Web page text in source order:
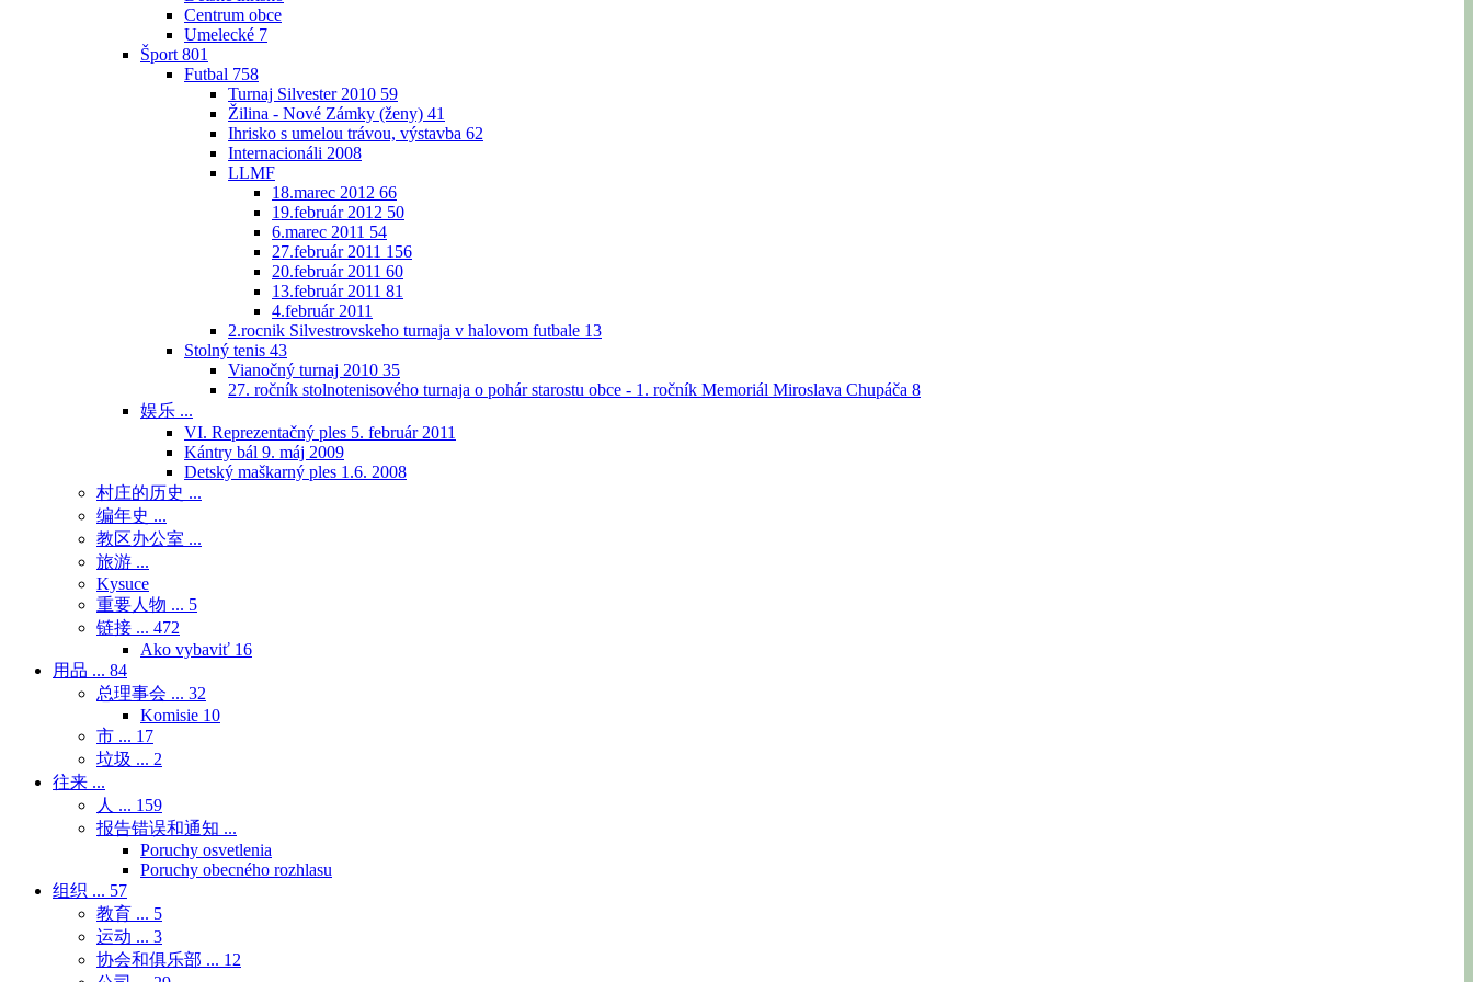
Centrum obce
Umelecké 7
Šport 801
Futbal 758
Turnaj Silvester 2010 59
Žilina - Nové Zámky (ženy) 41
Ihrisko s umelou trávou, výstavba 62
Internacionáli 2008
LLMF
18.marec 2012 66
19.február 2012 50
6.marec 2011 54
27.február 2011 156
20.február 2011 60
13.február 2011 81
4.február 2011
2.rocnik Silvestrovskeho turnaja v halovom futbale 13
Stolný tenis 43
Vianočný turnaj 2010 35
27. ročník stolnotenisového turnaja o pohár starostu obce - 1. ročník Memoriál Miroslava Chupáča 8
娱乐 ...
VI. Reprezentačný ples 5. február 2011
Kántry bál 9. máj 2009
Detský maškarný ples 1.6. 2008
村庄的历史 ...
编年史 ...
教区办公室 ...
旅游 ...
Kysuce
重要人物 ... 5
链接 ... 472
Ako vybaviť 16
用品 ... 84
总理事会 ... 32
Komisie 10
市 ... 17
垃圾 ... 2
往来 ...
人 ... 159
报告错误和通知 ...
Poruchy osvetlenia
Poruchy obecného rozhlasu
组织 ... 57
教育 ... 5
运动 ... 3
协会和俱乐部 ... 12